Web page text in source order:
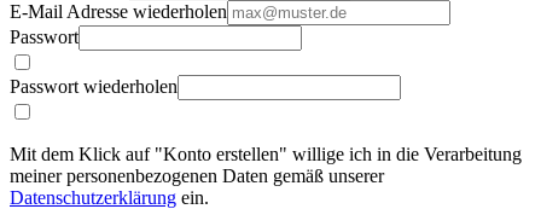
E-Mail Adresse wiederholen
Passwort
Passwort wiederholen
Mit dem Klick auf "Konto erstellen" willige ich in die Verarbeitung
meiner personenbezogenen Daten gemäß unserer
Datenschutzerklärung ein.